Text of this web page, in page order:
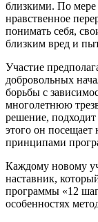
близкими. По мере
нравственное
понимать себя,
близким вред и
Участие
добровольных
борьбы с
многолетнюю
решение,
этого он посещает
принципами
Каждому новому
наставник,
программы «12
особенностях